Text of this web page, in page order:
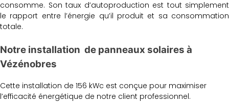
consomme. Son taux d’autoproduction est tout simplement
le rapport entre l’énergie qu’il produit et sa consommation
totale.
Notre installation de panneaux solaires à
Vézénobres
Cette installation de 156 kWc est conçue pour maximiser
l’efficacité énergétique de notre client professionnel.